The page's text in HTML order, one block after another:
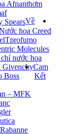
Afnan
Spears
hoa Creed
Molecules
Givenchy
Boss
– MFK
thơm
Về
Tprofumo
nước hoa
Cam
Kết